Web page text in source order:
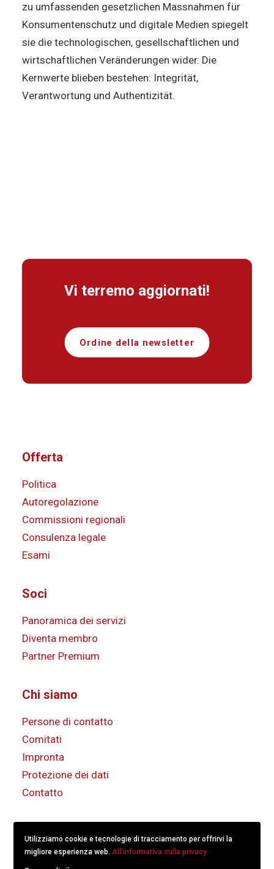
zu umfassenden gesetzlichen Massnahmen für
Konsumentenschutz und digitale Medien spiegelt
sie die technologischen, gesellschaftlichen und
wirtschaftlichen Veränderungen wider. Die
Kernwerte blieben bestehen: Integrität,
Verantwortung und Authentizität.
Vi terremo aggiornati!
Ordine della newsletter
Offerta
Politica
Autoregolazione
Commissioni regionali
Consulenza legale
Esami
Soci
Panoramica dei servizi
Diventa membro
Partner Premium
Chi siamo
Persone di contatto
Comitati
Impronta
Protezione dei dati
Contatto
Utilizziamo cookie e tecnologie di tracciamento per offrirvi la
migliore esperienza web.All'informativa sulla privacy